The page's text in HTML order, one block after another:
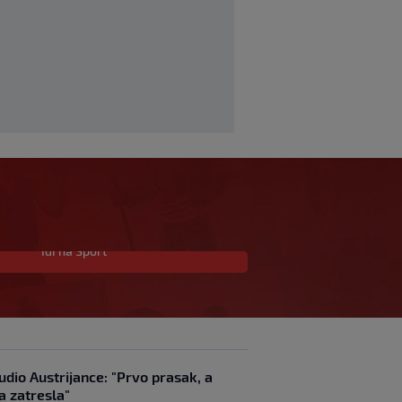
Liverpool dovodi
Fabrizio Romano objavio
oglasio se igračev
menadžer: ‘Garcia ga
Idi na Sport
Austrijance: "Prvo prasak, a
zatresla"